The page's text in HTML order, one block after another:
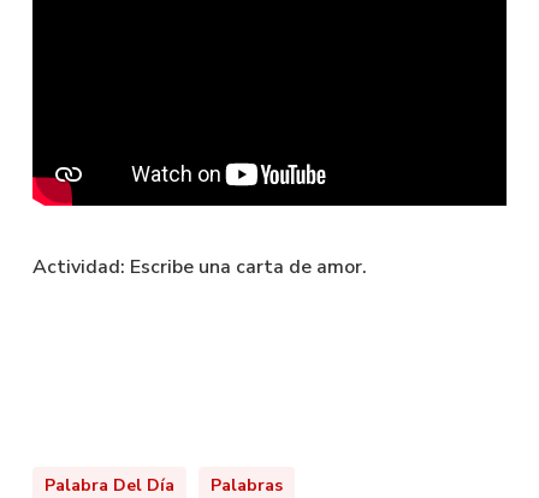
Actividad: Escribe una carta de amor.
Palabra Del Día Palabras